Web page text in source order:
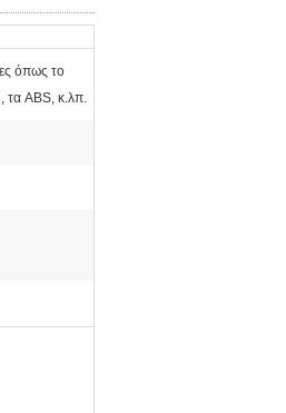
όπως το
τα ABS, κ.λπ.